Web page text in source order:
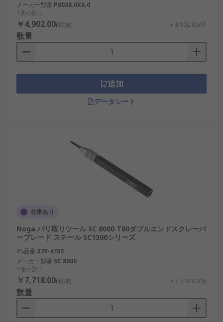
メーカー型番 P8038.0X6.0
1個小計：
￥4,902.00(税抜) ￥4,902.00/個
数量
追加
データシート
在庫あり
Noga バリ取りツール SC 8000 T80ダブルエンドスクレーパ
ーブレード スチール SC1300シリーズ
RS品番 339-4702
メーカー型番 SC 8000
1個小計：
￥7,718.00(税抜) ￥7,718.00/個
数量